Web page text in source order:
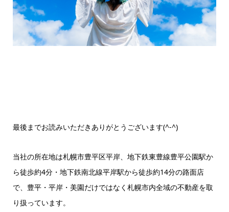
最後までお読みいただきありがとうございます(^-^)
当社の所在地は札幌市豊平区平岸、地下鉄東豊線豊平公園駅か
ら徒歩約4分・地下鉄南北線平岸駅から徒歩約14分の路面店
で、豊平・平岸・美園だけではなく札幌市内全域の不動産を取
り扱っています。